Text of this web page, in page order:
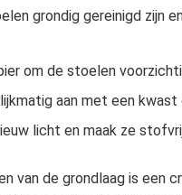
grondig gereinigd zijn
om de stoelen
aan met een
licht en maak ze
van de grondlaag is een